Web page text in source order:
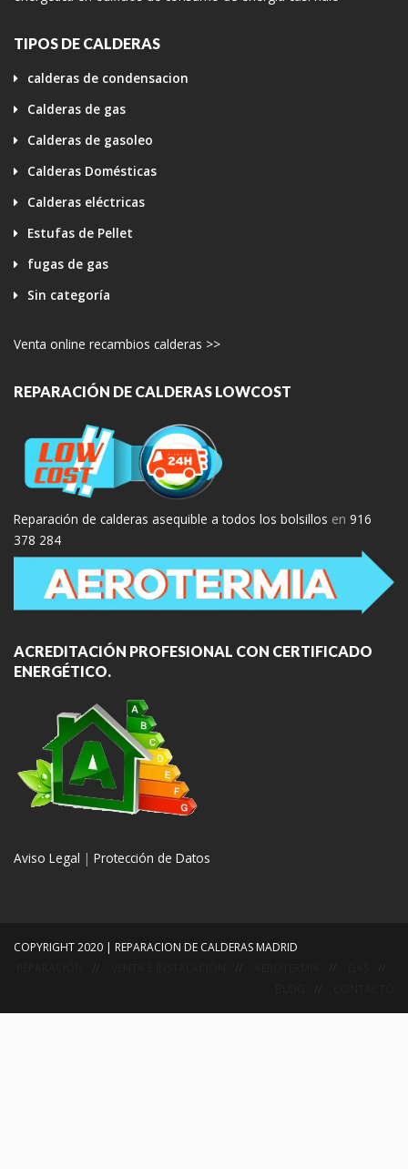
TIPOS DE CALDERAS
calderas de condensacion
Calderas de gas
Calderas de gasoleo
Calderas Domésticas
Calderas eléctricas
Estufas de Pellet
fugas de gas
Sin categoría
Venta online recambios calderas >>
REPARACIÓN DE CALDERAS LOWCOST
Reparación de calderas asequible a todos los bolsillos en 916
378 284
ACREDITACIÓN PROFESIONAL CON CERTIFICADO
ENERGÉTICO.
Aviso Legal | Protección de Datos
COPYRIGHT 2020 | REPARACION DE CALDERAS MADRID